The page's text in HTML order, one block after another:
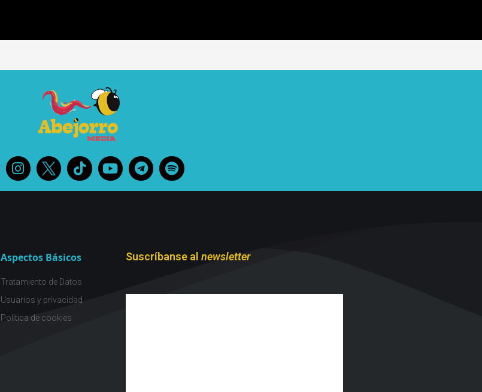
Aspectos Básicos
Tratamiento de Datos
Usuarios y privacidad
Política de cookies
Suscríbanse al newsletter